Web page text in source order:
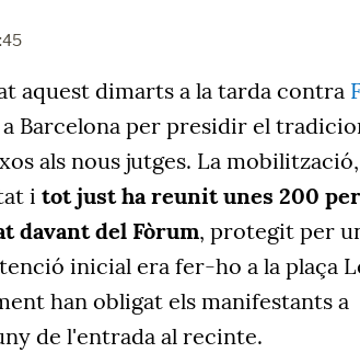
aquest dimarts a la tarda contra
Barcelona per presidir el
als nous jutges. La
i tot just ha reunit unes 200
davant del Fòrum, protegit per
inicial era fer-ho a la plaça
han obligat els manifestants a
de l'entrada al recinte.